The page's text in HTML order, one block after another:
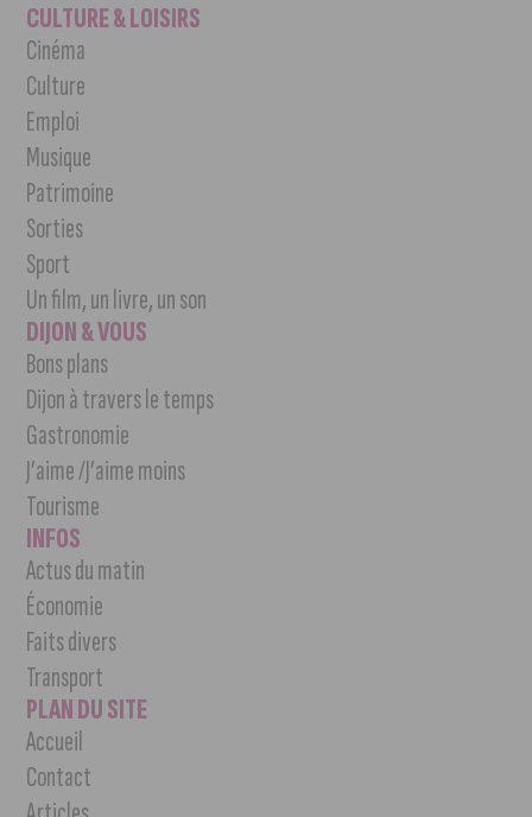
CULTURE & LOISIRS
Cinéma
Culture
Emploi
Musique
Patrimoine
Sorties
Sport
Un film, un livre, un son
DIJON & VOUS
Bons plans
Dijon à travers le temps
Gastronomie
J’aime /J’aime moins
Tourisme
INFOS
Actus du matin
Économie
Faits divers
Transport
PLAN DU SITE
Accueil
Contact